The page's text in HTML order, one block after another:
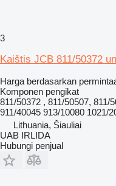
3
Kaištis JCB 811/50372
Harga berdasarkan
Komponen pengikat
811/50372 , 811/50507, 811/
911/40045 913/10080 1021/
Lithuania, Šiauliai
UAB IRLIDA
Hubungi penjual